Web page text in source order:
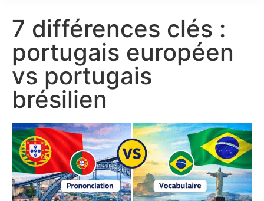
7 différences clés :
portugais européen
vs portugais
brésilien